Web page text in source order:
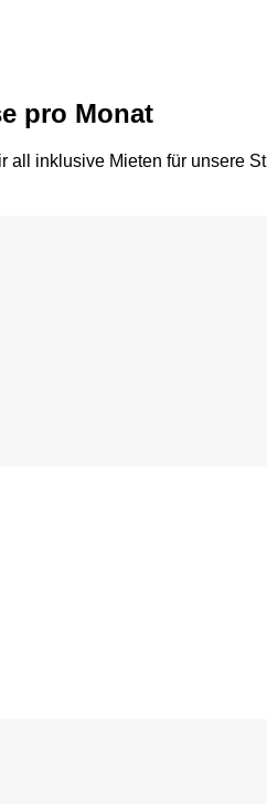
pro Monat
all inklusive Mieten für unsere